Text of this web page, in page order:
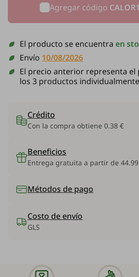
Agregar código
El producto se encuentra en
Envío 10/08/2026
El precio anterior representa el
los 3 productos
Crédito
Con la compra obtiene 0.38 €
Beneficios
Entrega gratuita a partir de
Métodos de pago
Costo de envío
GLS